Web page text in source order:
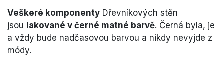
Veškeré komponenty Dřevníkových stěn
jsou lakované v černé matné barvě. Černá byla, je
a vždy bude nadčasovou barvou a nikdy nevyjde z
módy.